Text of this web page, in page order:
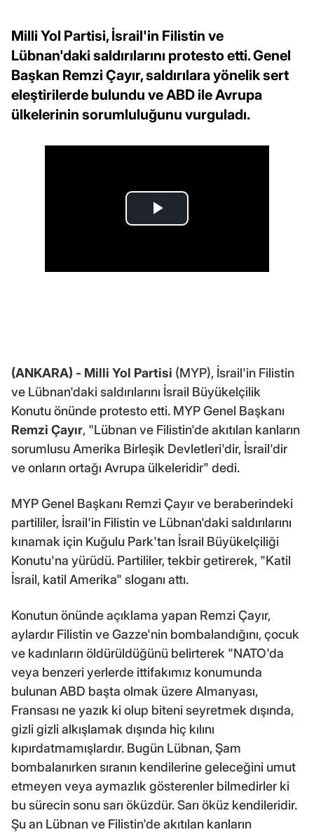
Milli Yol Partisi, İsrail'in Filistin ve
Lübnan'daki saldırılarını protesto etti. Genel
Başkan Remzi Çayır, saldırılara yönelik sert
eleştirilerde bulundu ve ABD ile Avrupa
ülkelerinin sorumluluğunu vurguladı.
(ANKARA) - Milli Yol Partisi (MYP), İsrail'in Filistin
ve Lübnan'daki saldırılarını İsrail Büyükelçilik
Konutu önünde protesto etti. MYP Genel Başkanı
Remzi Çayır, "Lübnan ve Filistin'de akıtılan kanların
sorumlusu Amerika Birleşik Devletleri'dir, İsrail'dir
ve onların ortağı Avrupa ülkeleridir" dedi.
MYP Genel Başkanı Remzi Çayır ve beraberindeki
partililer, İsrail'in Filistin ve Lübnan'daki saldırılarını
kınamak için Kuğulu Park'tan İsrail Büyükelçiliği
Konutu'na yürüdü. Partililer, tekbir getirerek, "Katil
İsrail, katil Amerika" sloganı attı.
Konutun önünde açıklama yapan Remzi Çayır,
aylardır Filistin ve Gazze'nin bombalandığını, çocuk
ve kadınların öldürüldüğünü belirterek "NATO'da
veya benzeri yerlerde ittifakımız konumunda
bulunan ABD başta olmak üzere Almanyası,
Fransası ne yazık ki olup biteni seyretmek dışında,
gizli gizli alkışlamak dışında hiç kılını
kıpırdatmamışlardır. Bugün Lübnan, Şam
bombalanırken sıranın kendilerine geleceğini umut
etmeyen veya aymazlık gösterenler bilmedirler ki
bu sürecin sonu sarı öküzdür. Sarı öküz kendileridir.
Şu an Lübnan ve Filistin'de akıtılan kanların